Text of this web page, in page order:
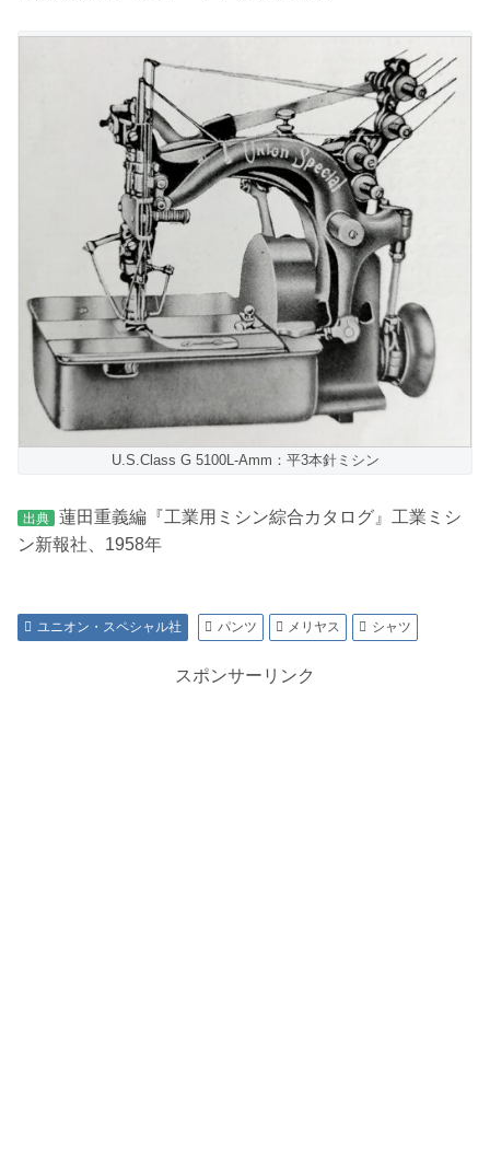
U.S.Class G 5100L-Amm：平3本針ミシン
出典
蓮田重義編『工業用ミシン綜合カタログ』工業ミシ
ン新報社、1958年
ユニオン・スペシャル社 パンツ メリヤス シャツ
スポンサーリンク